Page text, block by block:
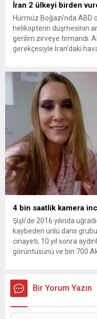
İran 2 ülkeyi birden
Hürmüz Boğazı’nda
helikopterin düşmesinin
gerilim zirveye tırmandı.
gerekçesiyle İran’daki
yeni bir ABD saldırısına
4 bin saatlik kamera
Şişli’de 2016 yılında
kaybeden ünlü dans
cinayeti, 10 yıl sonra
görüntüsünü ve bin 700
Bir Yorum Yazın